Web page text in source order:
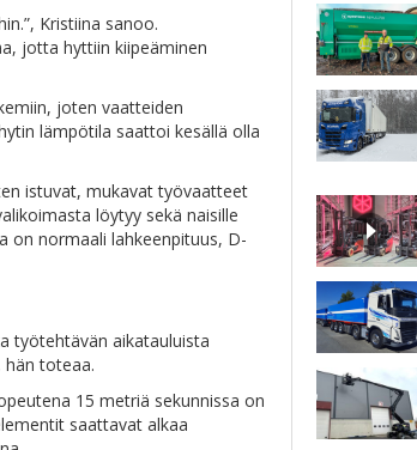
Kristiina sanoo.
jotta hyttiin kiipeäminen
joten vaatteiden
lämpötila saattoi kesällä olla
istuvat, mukavat työvaatteet
löytyy sekä naisille
on normaali lahkeenpituus, D-
työtehtävän aikatauluista
hän toteaa.
15 metriä sekunnissa on
saattavat alkaa